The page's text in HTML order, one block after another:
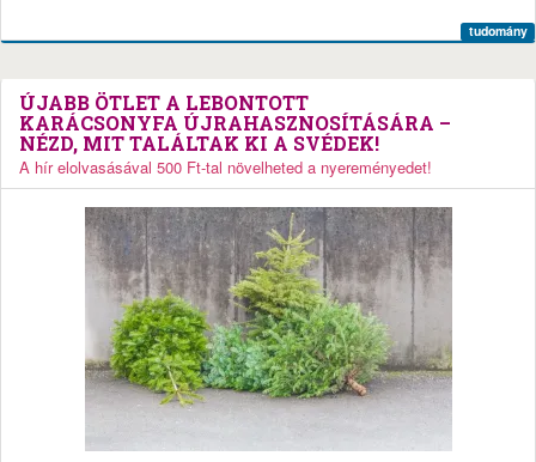
tudomány
ÚJABB ÖTLET A LEBONTOTT
KARÁCSONYFA ÚJRAHASZNOSÍTÁSÁRA –
NÉZD, MIT TALÁLTAK KI A SVÉDEK!
A hír elolvasásával 500 Ft-tal növelheted a nyereményedet!